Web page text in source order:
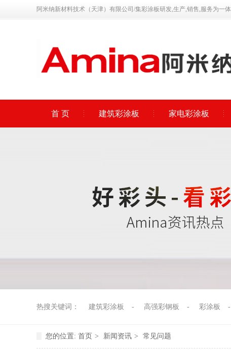
阿米纳新材料技术（天津）有限公司/集彩涂板研发,生产,销售,服务为一体
首 页 建筑彩涂板 家电彩涂板
热搜关键词： 建筑彩涂板 - 高强彩钢板 - 彩涂板 -
您的位置: 首页 > 新闻资讯 > 常见问题